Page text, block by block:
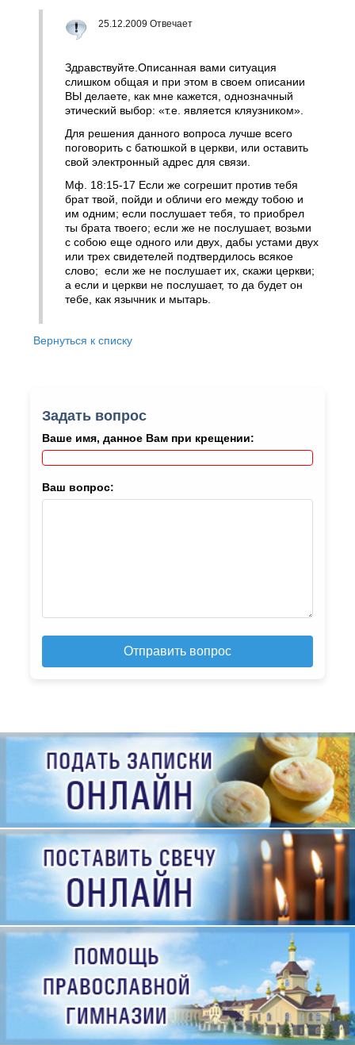
25.12.2009 Отвечает
Здравствуйте.Описанная вами ситуация
слишком общая и при этом в своем описании
ВЫ делаете, как мне кажется, однозначный
этический выбор: «т.е. является кляузником».
Для решения данного вопроса лучше всего
поговорить с батюшкой в церкви, или оставить
свой электронный адрес для связи.
Мф. 18:15-17 Если же согрешит против тебя
брат твой, пойди и обличи его между тобою и
им одним; если послушает тебя, то приобрел
ты брата твоего; если же не послушает, возьми
с собою еще одного или двух, дабы устами двух
или трех свидетелей подтвердилось всякое
слово; если же не послушает их, скажи церкви;
а если и церкви не послушает, то да будет он
тебе, как язычник и мытарь.
Вернуться к списку
Задать вопрос
Ваше имя, данное Вам при крещении:
Ваш вопрос:
Отправить вопрос